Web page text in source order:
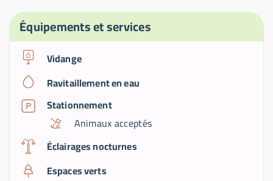
Équipements et services
Vidange
Ravitaillement en eau
Stationnement
Animaux acceptés
Éclairages nocturnes
Espaces verts